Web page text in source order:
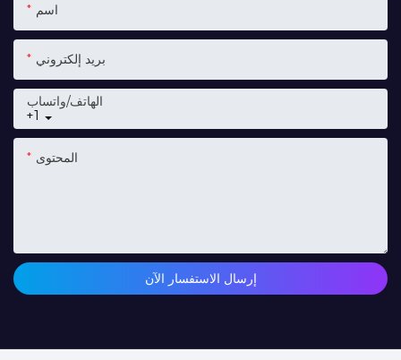
اسم
بريد إلكتروني
+1
الهاتف/واتساب
المحتوى
إرسال الاستفسار الآن